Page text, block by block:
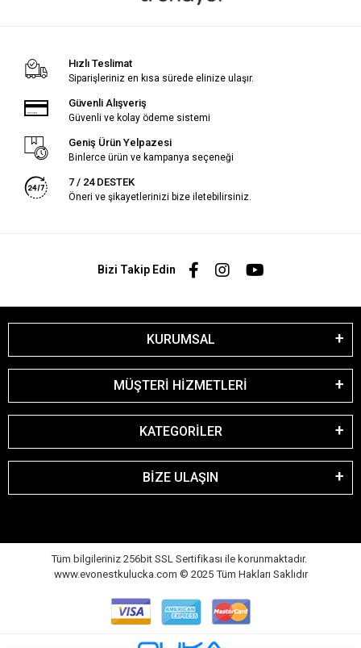
Hızlı Teslimat
Siparişleriniz en kısa sürede elinize ulaşır.
Güvenli Alışveriş
Güvenli ve kolay ödeme sistemi
Geniş Ürün Yelpazesi
Binlerce ürün ve kampanya seçeneği
7 / 24 DESTEK
Öneri ve şikayetlerinizi bize iletebilirsiniz.
Bizi Takip Edin
KURUMSAL
MÜŞTERİ HİZMETLERİ
KATEGORİLER
BİZE ULAŞIN
Tüm bilgileriniz 256bit SSL Sertifikası ile korunmaktadır.
www.evonestkulucka.com © 2025 Tüm Hakları Saklıdır